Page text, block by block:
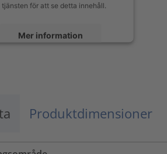
tjänsten för att se detta innehåll.
Mer information
Produktdimensioner